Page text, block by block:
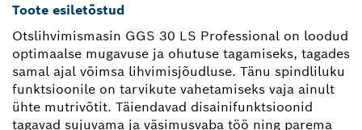
Toote esiletõstud
Otslihvimismasin GGS 30 LS Professional on loodud
optimaalse mugavuse ja ohutuse tagamiseks, tagades
samal ajal võimsa lihvimisjõudluse. Tänu spindliluku
funktsioonile on tarvikute vahetamiseks vaja ainult
ühte mutrivõtit. Täiendavad disainifunktsioonid
tagavad sujuvama ja väsimusvaba töö ning parema